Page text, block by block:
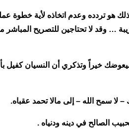
ذلك هو تردده وعدم اتخاذه لأية خطوة
وقد لا تحتاجين للتصريح المباشر
خيراً وتذكري أن النسيان كفيل
سمح الله – إلى مالا تحمد عقباه.
الصالح في دينه ودنياه .